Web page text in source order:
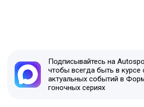
Подписывайтесь на
чтобы всегда быть в курсе
актуальных событий в
гоночных сериях